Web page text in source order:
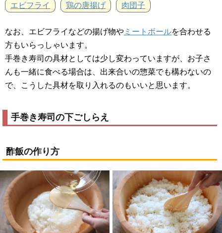
エビフライ 鶏の唐揚げ 肉団子
なお、エビフライなどの揚げ物や ミートボールを合わせる
方もいらっしゃいます。
手巻き寿司の具材としては少し変わっていますが、お子さ
んも一緒に食べる場合は、出来合いの惣菜でも構わないの
で、こうした具材を取り入れるのもいいと思います。
手巻き寿司の下ごしらえ
酢飯の作り方